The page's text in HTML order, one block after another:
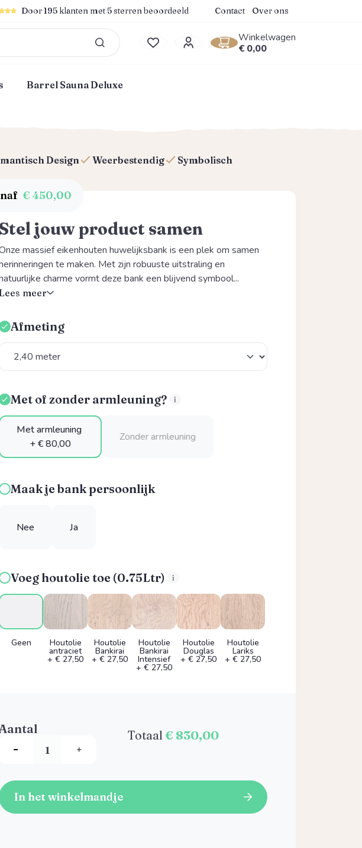
waardering van 4.9 van 5 sterren
Door 195 klanten met 5 sterren beoordeeld Contact Over ons
Je hebt 0 items op je verlanglijstje
Winkelwagen
€ 0,00Winkelwagentje
Barrel Sauna Deluxe
Design Weerbestendig Symbolisch
€ 450,00
Stel jouw product samen
massief eikenhouten huwelijksbank is een plek om samen
te maken. Met zijn robuuste uitstraling en
charme vormt deze bank een blijvend symbool...
Lees meer
Afmeting
Met of zonder armleuning?
Met armleuning
+ € 80,00
Zonder armleuning
Maak je bank persoonlijk
Nee Ja
Voeg houtolie toe (0.75Ltr)
Geen Houtolie
antraciet
+ € 27,50
Houtolie
Bankirai
+ € 27,50
Houtolie
Bankirai
Intensief
+ € 27,50
Houtolie
Douglas
+ € 27,50
Houtolie
Lariks
+ € 27,50
Totaal € 830,00
In het winkelmandje